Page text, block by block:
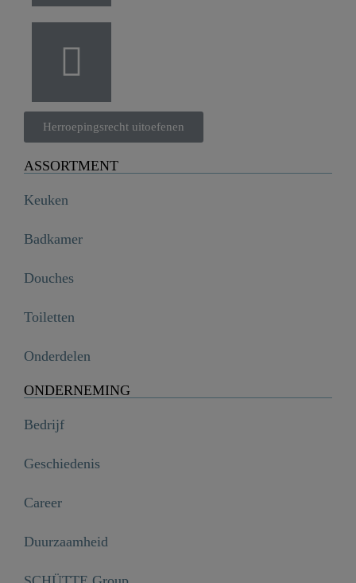
Herroepingsrecht uitoefenen
ASSORTMENT
Keuken
Badkamer
Douches
Toiletten
Onderdelen
ONDERNEMING
Bedrijf
Geschiedenis
Career
Duurzaamheid